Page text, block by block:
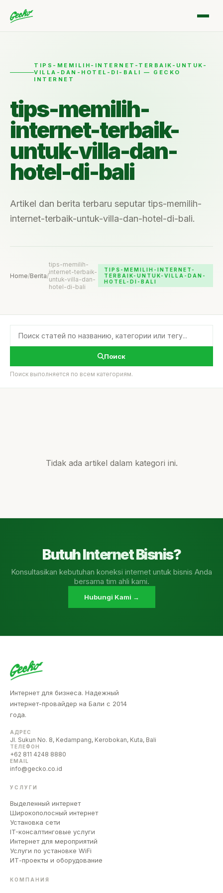
TIPS-MEMILIH-INTERNET-TERBAIK-UNTUK-
VILLA-DAN-HOTEL-DI-BALI — GECKO
INTERNET
tips-memilih-
internet-terbaik-
untuk-villa-dan-
hotel-di-bali
Artikel dan berita terbaru seputar tips-memilih-
internet-terbaik-untuk-villa-dan-hotel-di-bali.
Home/Berita/
tips-memilih-
internet-terbaik-
untuk-villa-dan-
hotel-di-bali
TIPS-MEMILIH-INTERNET-
TERBAIK-UNTUK-VILLA-DAN-
HOTEL-DI-BALI
Поиск
Поиск выполняется по всем категориям.
Tidak ada artikel dalam kategori ini.
Butuh Internet Bisnis?
Konsultasikan kebutuhan koneksi internet untuk bisnis Anda
bersama tim ahli kami.
Hubungi Kami →
Интернет для бизнеса. Надежный
интернет-провайдер на Бали с 2014
года.
АДРЕС
Jl. Sukun No. 8, Kedampang, Kerobokan, Kuta, Bali
ТЕЛЕФОН
+62 811 4248 8880
EMAIL
info@gecko.co.id
УСЛУГИ
Выделенный интернет
Широкополосный интернет
Установка сети
IT-консалтинговые услуги
Интернет для мероприятий
Услуги по установке WiFi
ИТ-проекты и оборудование
КОМПАНИЯ